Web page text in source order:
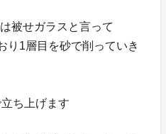
被せガラスと言って
り1層目を砂で削っていき
ち上げます